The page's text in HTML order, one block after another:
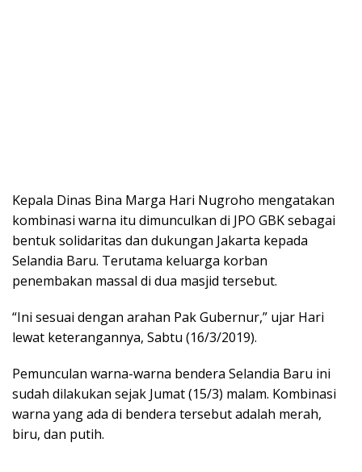
Kepala Dinas Bina Marga Hari Nugroho mengatakan
kombinasi warna itu dimunculkan di JPO GBK sebagai
bentuk solidaritas dan dukungan Jakarta kepada
Selandia Baru. Terutama keluarga korban
penembakan massal di dua masjid tersebut.
“Ini sesuai dengan arahan Pak Gubernur,” ujar Hari
lewat keterangannya, Sabtu (16/3/2019).
Pemunculan warna-warna bendera Selandia Baru ini
sudah dilakukan sejak Jumat (15/3) malam. Kombinasi
warna yang ada di bendera tersebut adalah merah,
biru, dan putih.